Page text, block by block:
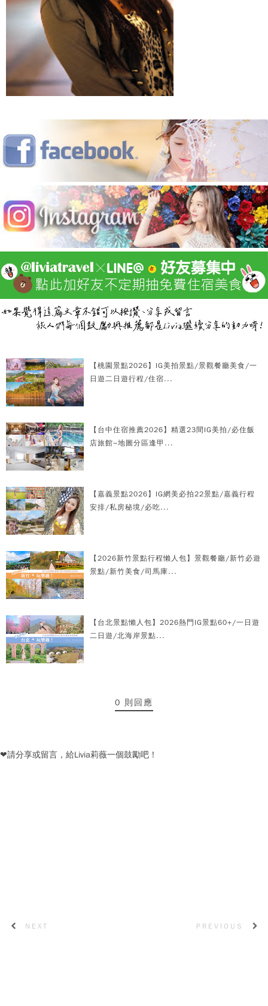
【桃園景點2026】IG美拍景點/景觀餐廳美食/一
日遊二日遊行程/住宿...
【台中住宿推薦2026】精選23間IG美拍/必住飯
店旅館~地圖分區逢甲...
【嘉義景點2026】IG網美必拍22景點/嘉義行程
安排/私房秘境/必吃...
【2026新竹景點行程懶人包】景觀餐廳/新竹必遊
景點/新竹美食/司馬庫...
【台北景點懶人包】2026熱門IG景點60+/一日遊
二日遊/北海岸景點...
0 則回應
❤請分享或留言，給Livia莉薇一個鼓勵吧！
NEXT PREVIOUS